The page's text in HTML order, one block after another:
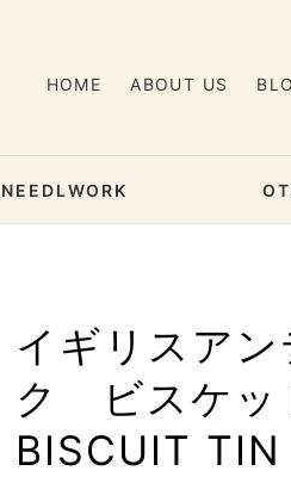
HOME ABOUT US
イギリスアン
ク ビスケ
BISCUIT